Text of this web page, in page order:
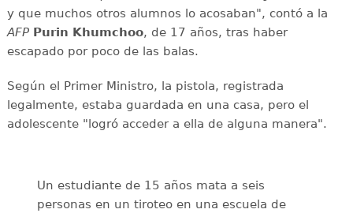
y que muchos otros alumnos lo acosaban", contó a la
AFP Purin Khumchoo, de 17 años, tras haber
escapado por poco de las balas.
Según el Primer Ministro, la pistola, registrada
legalmente, estaba guardada en una casa, pero el
adolescente "logró acceder a ella de alguna manera".
Un estudiante de 15 años mata a seis
personas en un tiroteo en una escuela de